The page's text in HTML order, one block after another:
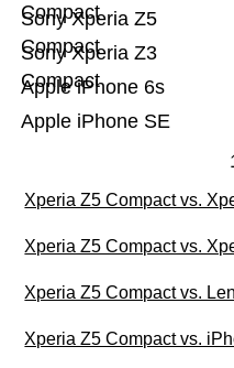
Apple iPhone SE
Apple iPhone 6s
Sony Xperia Z3
Compact
Sony Xperia Z5
Compact
Compact
Xperia Z5 Compact vs.
Xperia Z5 Compact vs.
Xperia Z5 Compact vs.
Xperia Z5 Compact vs.